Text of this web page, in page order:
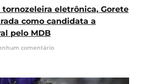
tornozeleira eletrônica, Gorete
como candidata a
pelo MDB
comentário